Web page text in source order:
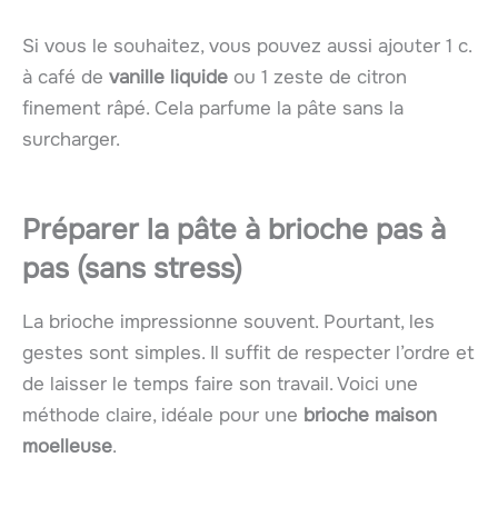
Si vous le souhaitez, vous pouvez aussi ajouter 1 c.
à café de vanille liquide ou 1 zeste de citron
finement râpé. Cela parfume la pâte sans la
surcharger.
Préparer la pâte à brioche pas à
pas (sans stress)
La brioche impressionne souvent. Pourtant, les
gestes sont simples. Il suffit de respecter l’ordre et
de laisser le temps faire son travail. Voici une
méthode claire, idéale pour une brioche maison
moelleuse.